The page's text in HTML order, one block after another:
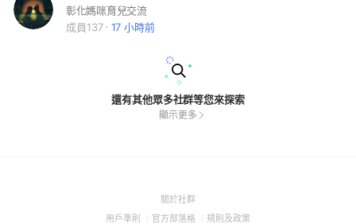
彰化媽咪育兒交流
成員137
17 小時前
還有其他眾多社群等您來探索
顯示更多
關於社群(Open
用戶準則 (Open
官方部落格 (Open
規則及政策(Open